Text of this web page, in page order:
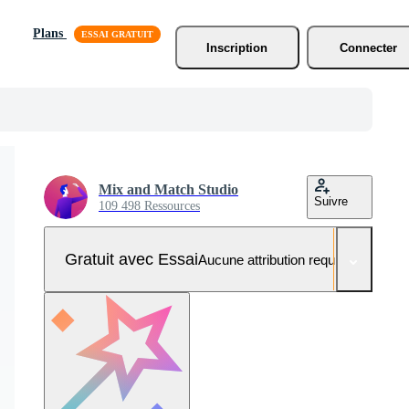
Plans
Inscription
Connecter
Mix and Match Studio
109 498 Ressources Suivre
Gratuit avec EssaiAucune attribution requise